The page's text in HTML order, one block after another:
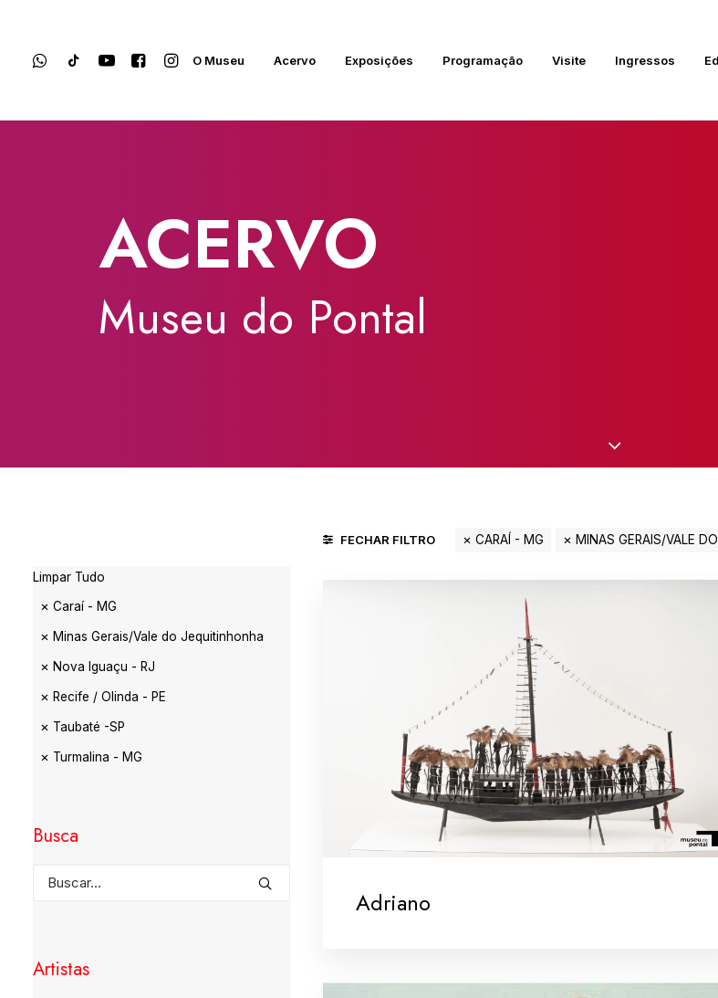
O Museu Acervo Exposições Programação Visite Ingressos
ACERVO
Museu do Pontal
Limpar Tudo
Caraí - MG
Minas Gerais/Vale do Jequitinhonha
Nova Iguaçu - RJ
Recife / Olinda - PE
Taubaté -SP
Turmalina - MG
Busca
Artistas
FECHAR FILTRO CARAÍ - MG MINAS GERAIS/VALE
Adriano